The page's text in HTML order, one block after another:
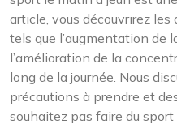
article, vous découvrirez
tels que l’augmentation de
l’amélioration de la
long de la journée. Nous
précautions à prendre et
souhaitez pas faire du